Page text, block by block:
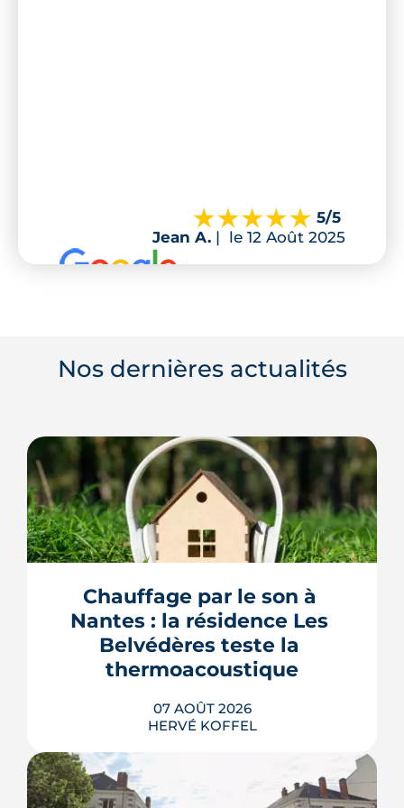
5/5
Jean A. | le 12 Août 2025
Nos dernières actualités
Chauffage par le son à
Nantes : la résidence Les
Belvédères teste la
thermoacoustique
07 AOÛT 2026
HERVÉ KOFFEL